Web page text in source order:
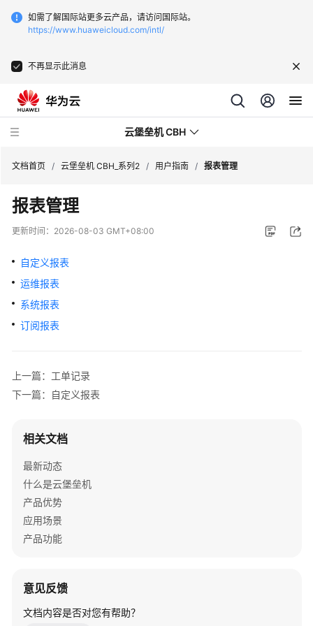
如需了解国际站更多云产品，请访问国际站。
https://www.huaweicloud.com/intl/
不再显示此消息
云堡垒机 CBH
新
动
态
产
绍
计
说
快
速
门
指
南
文档首页 / 云堡垒机 CBH_系列2 / 用户指南 / 报表管理
报表管理
更新时间： 2026-08-03 GMT+08:00
自定义报表
运维报表
系统报表
订阅报表
上一篇：工单记录
下一篇：自定义报表
相关文档
最新动态
什么是云堡垒机
产品优势
应用场景
产品功能
意见反馈
文档内容是否对您有帮助？